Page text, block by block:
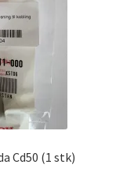
Cd50 (1 stk)